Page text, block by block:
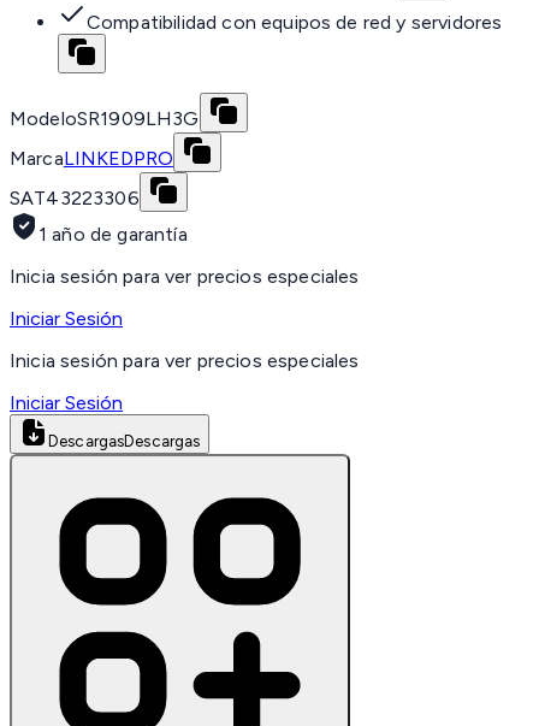
Compatibilidad con equipos de red y servidores
ModeloSR1909LH3G
MarcaLINKEDPRO
SAT43223306
1 año de garantía
Inicia sesión para ver precios especiales
Iniciar Sesión
Inicia sesión para ver precios especiales
Iniciar Sesión
DescargasDescargas